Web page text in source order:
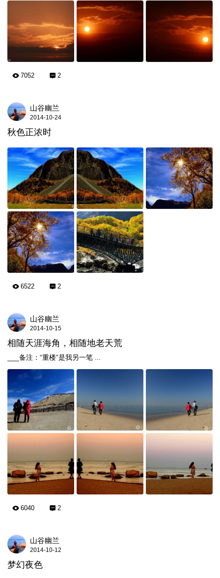
7052 2
山谷幽兰
2014-10-24
秋色正浓时
6522 2
山谷幽兰
2014-10-15
相随天涯海角，相随地老天荒
___备注：“重楼”是我另一笔 ...
6040 2
山谷幽兰
2014-10-12
梦幻夜色